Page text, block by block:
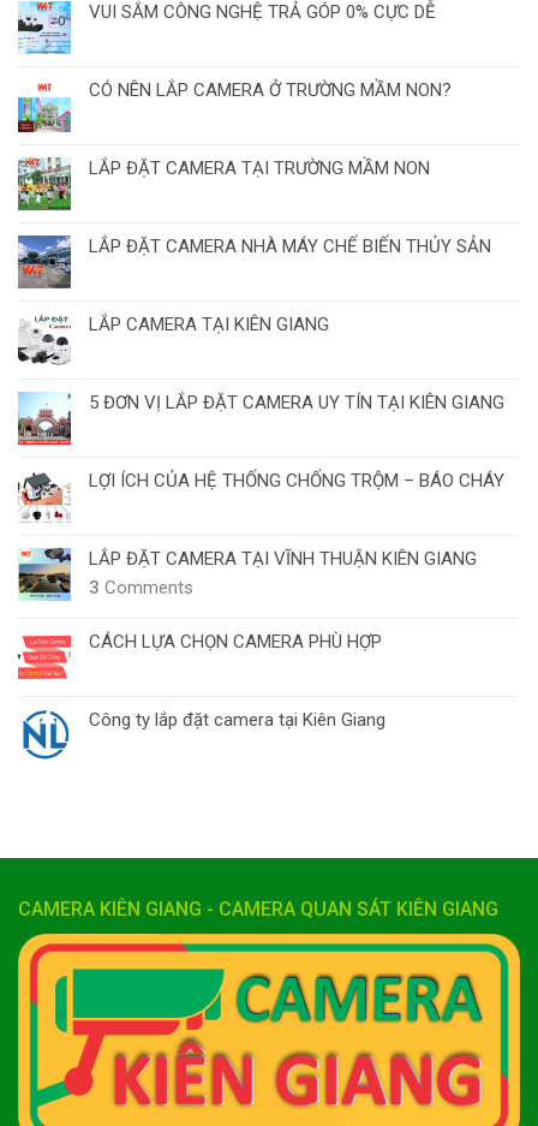
VUI SẮM CÔNG NGHỆ TRẢ GÓP 0% CỰC DỄ
CÓ NÊN LẮP CAMERA Ở TRƯỜNG MẦM NON?
LẮP ĐẶT CAMERA TẠI TRƯỜNG MẦM NON
LẮP ĐẶT CAMERA NHÀ MÁY CHẾ BIẾN THỦY SẢN
LẮP CAMERA TẠI KIÊN GIANG
5 ĐƠN VỊ LẮP ĐẶT CAMERA UY TÍN TẠI KIÊN GIANG
LỢI ÍCH CỦA HỆ THỐNG CHỐNG TRỘM – BÁO CHÁY
LẮP ĐẶT CAMERA TẠI VĨNH THUẬN KIÊN GIANG
3 Comments
CÁCH LỰA CHỌN CAMERA PHÙ HỢP
Công ty lắp đặt camera tại Kiên Giang
CAMERA KIÊN GIANG - CAMERA QUAN SÁT KIÊN GIANG